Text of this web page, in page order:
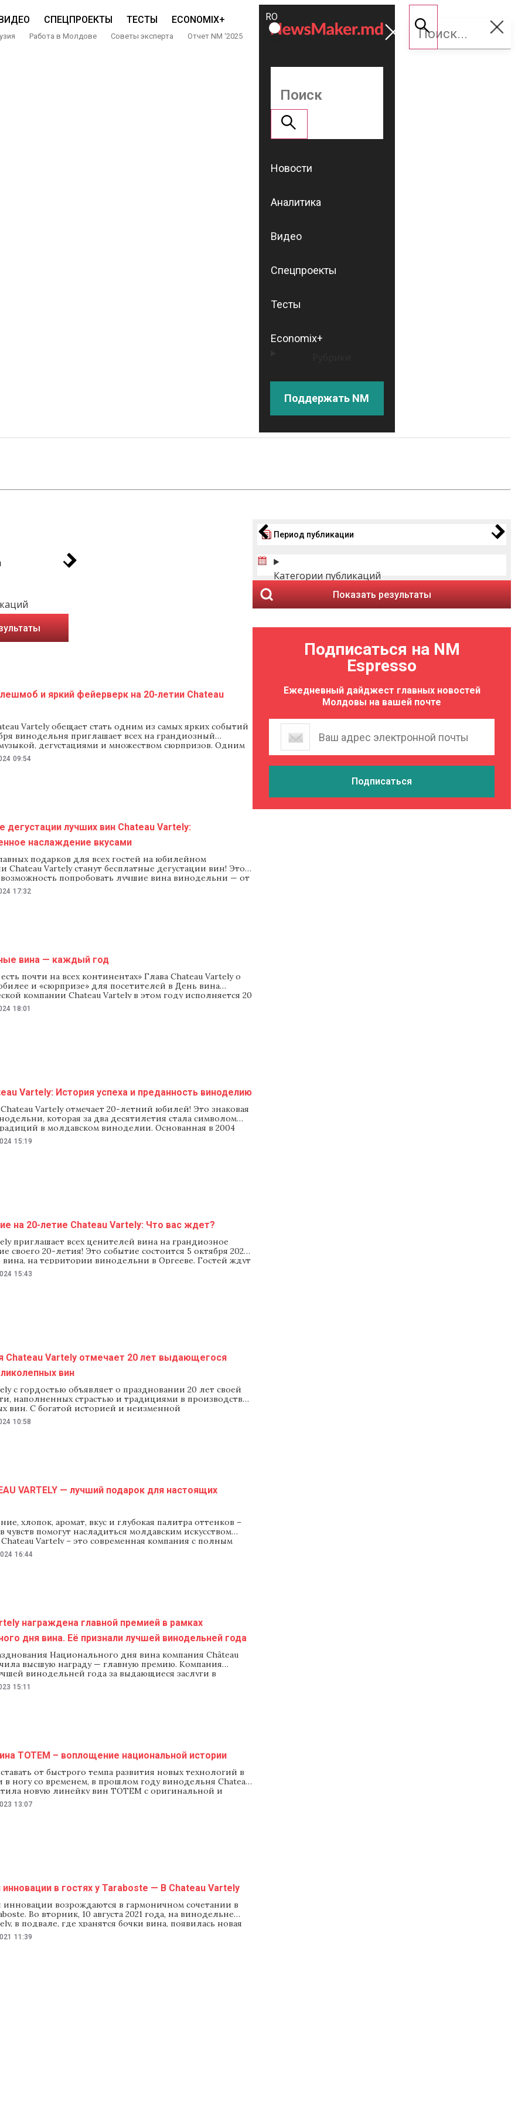
СПЕЦПРОЕКТЫ ТЕСТЫ ECONOMIX+
Работа в Молдове Советы эксперта Отчет NM ‘2025
ROMÂNĂ
RU
Поддержать
NM
Новости
Аналитика
Видео
Спецпроекты
Тесты
Economix+
Поддержать NM
и яркий фейерверк на 20-летии Chateau
Vartely обещает стать одним из самых ярких событий
винодельня приглашает всех на грандиозный
дегустациями и множеством сюрпризов. Одним
вечера станет концерт группы Lupii lui Calancea.
молдавская группа создаст незабываемую атмосферу
09:54
дегустации лучших вин Chateau Vartely:
наслаждение вкусами
подарков для всех гостей на юбилейном
Chateau Vartely станут бесплатные дегустации вин! Это
попробовать лучшие вина винодельни — от
и красных до легких игристых. Гости смогут
неограниченными дегустациями вин серии Inspiro, а
17:32
вина — каждый год
почти на всех континентах» Глава Chateau Vartely о
и «сюрпризе» для посетителей в День вина
компании Chateau Vartely в этом году исполняется 20
Национального дня вина гендиректор Chateau
Михэлуцэ рассказал NM о том, как развивалась
18:01
Vartely: История успеха и преданность виноделию
Vartely отмечает 20-летний юбилей! Это знаковая
которая за два десятилетия стала символом
в молдавском виноделии. Основанная в 2004
Vartely с самого начала делала ставку на мастерство,
уважение к терруару. Сегодня ее продукция известна
15:19
на 20-летие Chateau Vartely: Что вас ждет?
приглашает всех ценителей вина на грандиозное
своего 20-летия! Это событие состоится 5 октября 2024
вина, на территории винодельни в Оргееве. Гостей ждут
мероприятия, уникальные дегустации и яркие
начнется в 12:00 и продолжится до самого
15:43
Chateau Vartely отмечает 20 лет выдающегося
вин
с гордостью объявляет о праздновании 20 лет своей
наполненных страстью и традициями в производстве
вин. С богатой историей и неизменной
к виноделию эта годовщина знаменует собой два
успеха, превосходных вин и уникального терруара. На
10:58
VARTELY — лучший подарок для настоящих
хлопок, аромат, вкус и глубокая палитра оттенков –
чувств помогут насладиться молдавским искусством
Vartely – это современная компания с полным
винограда с собственных плантаций. Результат
работы и вдохновения. Вина экспортируют в
16:44
награждена главной премией в рамках
дня вина. Её признали лучшей винодельней года
Национального дня вина компания Château
высшую награду — главную премию. Компания
винодельней года за выдающиеся заслуги в
вин высочайшего качества, продвижение традиций и
автохтонных вин, популяризацию на
15:11
TOTEM – воплощение национальной истории
от быстрого темпа развития новых технологий в
ногу со временем, в прошлом году винодельня Chateau
новую линейку вин TOTEM с оригинальной и
этикеткой. Если до сих пор главным критерием
было содержимое бутылки, то теперь для того, чтобы
13:07
в гостях у Taraboste — В Chateau Vartely
возрождаются в гармоничном сочетании в
Во вторник, 10 августа 2021 года, на винодельне
в подвале, где хранятся бочки вина, появилась новая
достопримечательность. Благодаря таланту молодых
из центра Арткор Оксане Капацине и Карену Григорян
11:39
Период публикации
Категории публикаций
Показать результаты
Подписаться на NM
Espresso
Ежедневный дайджест главных новостей
Молдовы на вашей почте